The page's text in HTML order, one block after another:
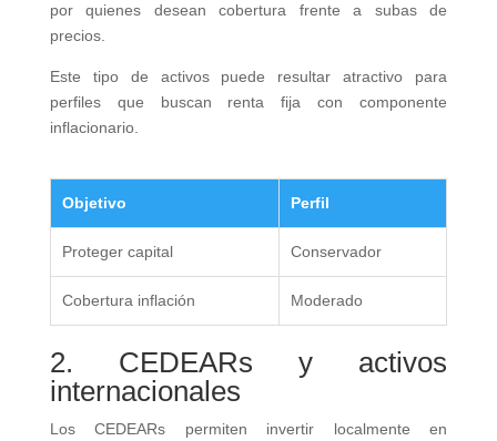
por quienes desean cobertura frente a subas de
precios.
Este tipo de activos puede resultar atractivo para
perfiles que buscan renta fija con componente
inflacionario.
Objetivo Perfil
Proteger capital Conservador
Cobertura inflación Moderado
2. CEDEARs y activos
internacionales
Los CEDEARs permiten invertir localmente en